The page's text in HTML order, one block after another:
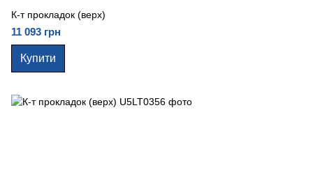
К-т прокладок (верх)
11 093 грн
Купити